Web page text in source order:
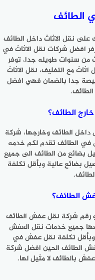
الطائف
نقل الاثاث داخل الطائف
افضل شركات نقل الاثاث في
من سنوات طويله جدا، توفر
مع التغليف، نقل الاثاث
جدا بالضمان فهي افضل
الطائف؟
داخل الطائف وخارجها، شركة
الطائف تقدم لكم خدمه
بضائع من الطائف الى جميع
بضائع عالية وبأقل تكلفة
الطائف؟
رقم شركة نقل عفش الطائف
جميع خدمات نقل العفش
وبأقل تكلفة نقل عفش في
الطائف الحين افضل شركة
بالطائف لا مثيل لها.